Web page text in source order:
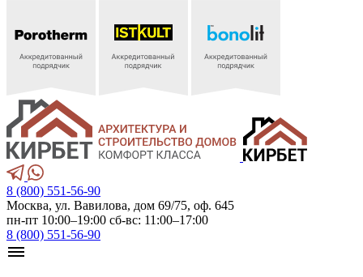
8 (800) 551-56-90
Москва, ул. Вавилова, дом 69/75, оф. 645
пн-пт 10:00–19:00 сб-вс: 11:00–17:00
8 (800) 551-56-90